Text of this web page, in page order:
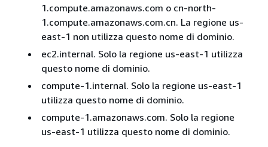
1.compute.amazonaws.com o cn-north-
1.compute.amazonaws.com.cn. La regione us-
east-1 non utilizza questo nome di dominio.
ec2.internal. Solo la regione us-east-1 utilizza
questo nome di dominio.
compute-1.internal. Solo la regione us-east-1
utilizza questo nome di dominio.
compute-1.amazonaws.com. Solo la regione
us-east-1 utilizza questo nome di dominio.